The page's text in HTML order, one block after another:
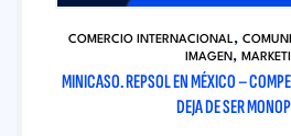
COMERCIO INTERNACIONAL,
IMAGEN,
MINICASO. REPSOL EN MÉXICO –
DEJA DE SER